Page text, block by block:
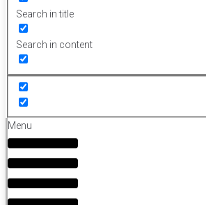
Search in title
Search in content
Menu